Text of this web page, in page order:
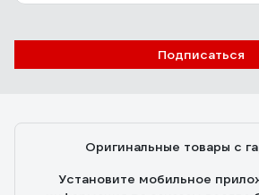
Подписаться
Оригинальные товары с
Установите мобильное